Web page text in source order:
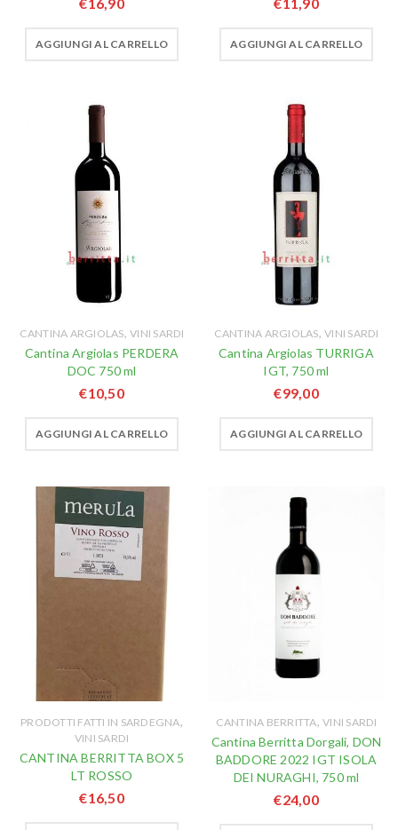
AGGIUNGI AL CARRELLO AGGIUNGI AL CARRELLO
CANTINA ARGIOLAS, VINI SARDI
Cantina Argiolas PERDERA
DOC 750 ml
€10,50
AGGIUNGI AL CARRELLO
CANTINA ARGIOLAS, VINI SARDI
Cantina Argiolas TURRIGA
IGT, 750 ml
€99,00
AGGIUNGI AL CARRELLO
PRODOTTI FATTI IN SARDEGNA,
VINI SARDI
CANTINA BERRITTA BOX 5
LT ROSSO
€16,50
CANTINA BERRITTA, VINI SARDI
Cantina Berritta Dorgali, DON
BADDORE 2022 IGT ISOLA
DEI NURAGHI, 750 ml
€24,00